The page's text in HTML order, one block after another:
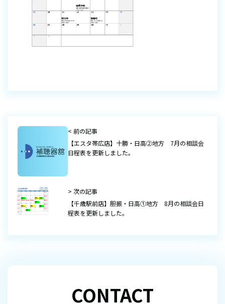
< 前の記事
【エスタ帯広店】十勝・日高②地方 7月の相談会
日程表を更新しました。
> 次の記事
【千歳駅前店】胆振・日高①地方 8月の相談会日
程表を更新しました。
CONTACT